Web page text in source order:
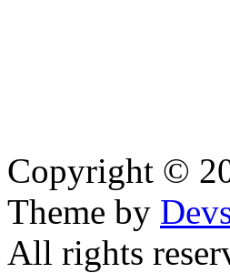
Copyright ©
Theme by
All rights